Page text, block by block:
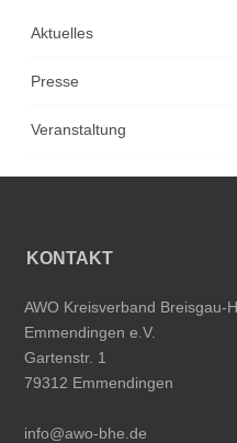
Aktuelles
Presse
Veranstaltung
KONTAKT
AWO Kreisverband Breisgau-
Emmendingen e.V.
Gartenstr. 1
79312 Emmendingen
info@awo-bhe.de